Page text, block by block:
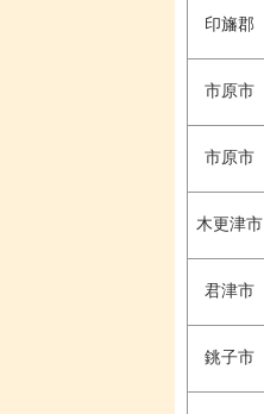
印旛郡
市原市
市原市
木更津市
君津市
銚子市